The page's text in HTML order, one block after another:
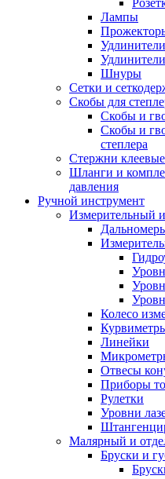
Лампы
Удлинители
Шнуры
Сетки и
Скобы для
Скобы и
Скобы и
степлера
Стержни клеевые
Шланги и
давления
Ручной инструмент
Измерительный
Колесо
Линейки
Отвесы
Приборы
Рулетки
Уровни
Малярный и
Бруски и